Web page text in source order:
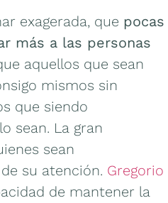
exagerada, que pocas
más a las personas
aquellos que sean
mismos sin
que siendo
sean. La gran
sean
su atención. Gregorio
de mantener la